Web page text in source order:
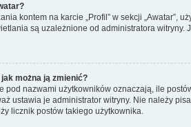
kontem na karcie „Profil” w sekcji „Awatar”,
są uzależnione od administratora
można ją zmienić?
pod nazwami użytkowników oznaczają, ile
ustawia je administrator witryny. Nie należy
licznik postów takiego użytkownika.